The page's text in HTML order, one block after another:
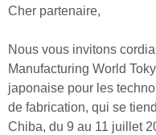
Cher partenaire,
Nous vous invitons
Manufacturing World
japonaise pour les
de fabrication, qui se
Chiba, du 9 au 11 juillet